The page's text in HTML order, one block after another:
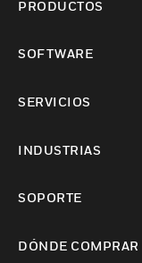
PRODUCTOS
SOFTWARE
SERVICIOS
INDUSTRIAS
SOPORTE
DÓNDE COMPRAR